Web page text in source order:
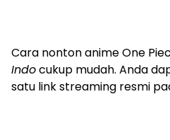
Cara nonton anime One
Indocukup mudah. Anda
satu link streaming resmi